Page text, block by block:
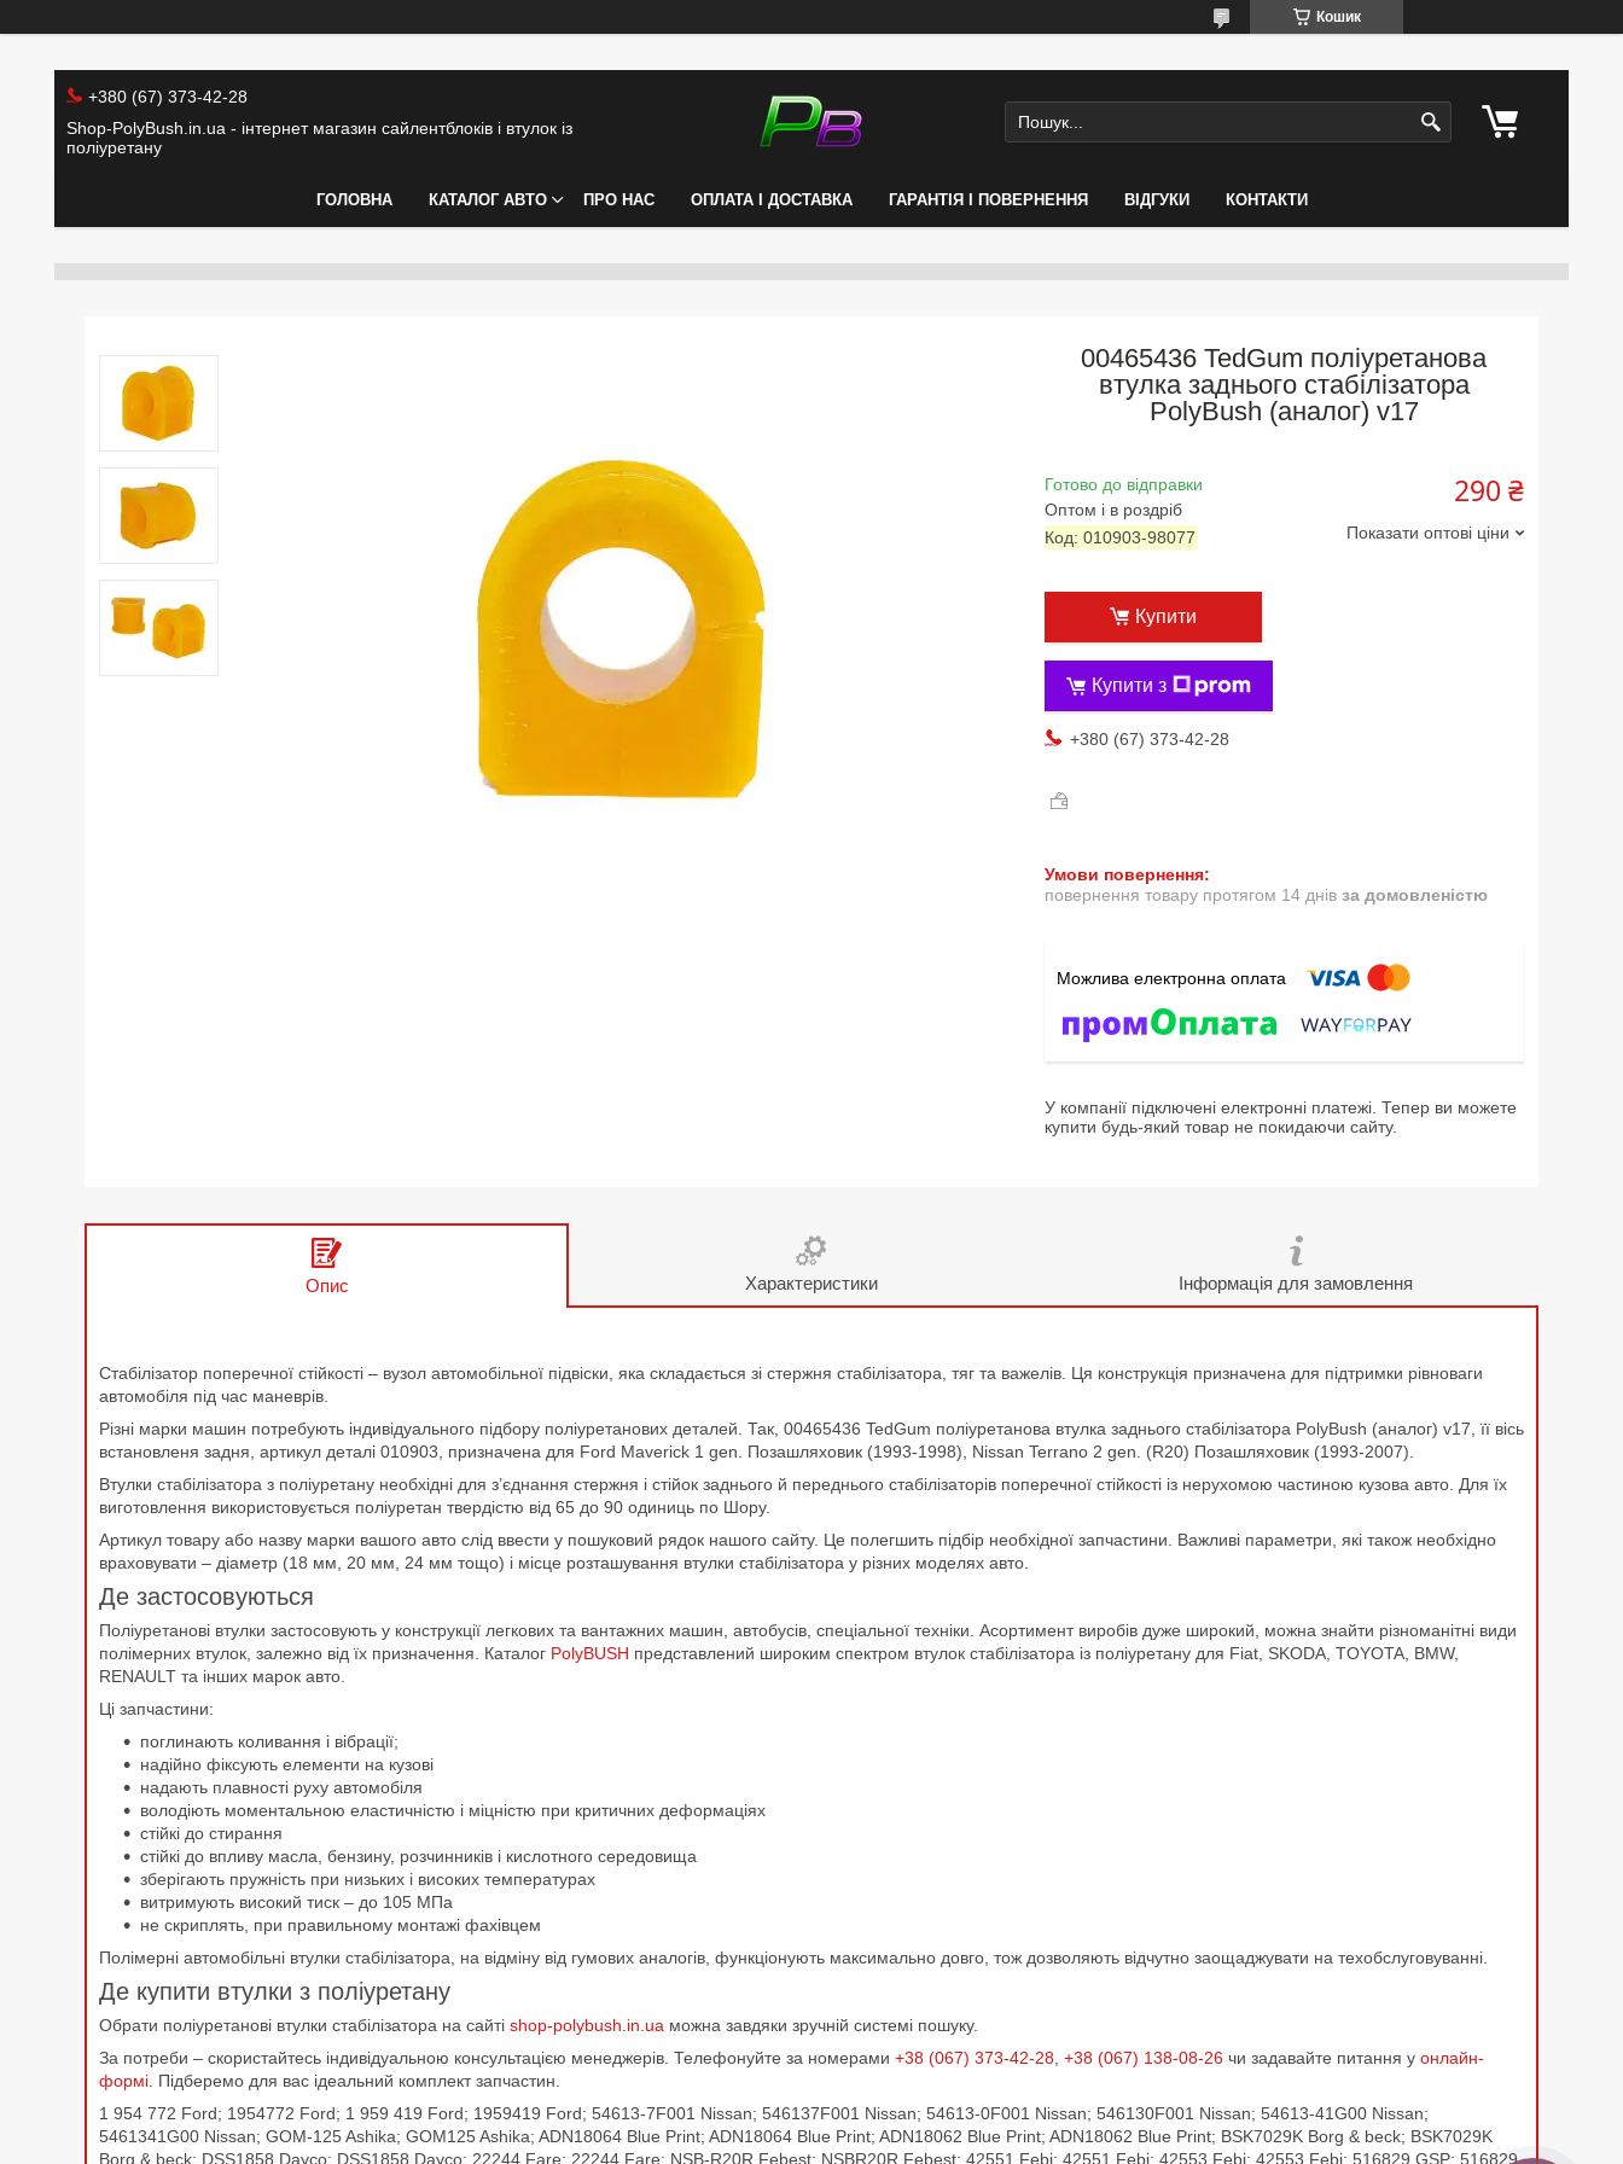
Кошик
+380 (67) 373-42-28
Shop-PolyBush.in.ua - інтернет магазин сайлентблоків і втулок із
поліуретану
ГОЛОВНА КАТАЛОГ АВТО ПРО НАС ОПЛАТА І ДОСТАВКА ГАРАНТІЯ І ПОВЕРНЕННЯ ВІДГУКИ КОНТАКТИ
00465436 TedGum поліуретанова
втулка заднього стабілізатора
PolyBush (аналог) v17
Готово до відправки
Оптом і в роздріб
Код: 010903-98077
290 ₴
Показати оптові ціни
Купити
Купити з
+380 (67) 373-42-28
повернення товару протягом 14 днів за домовленістю
У компанії підключені електронні платежі. Тепер ви можете
купити будь-який товар не покидаючи сайту.
Опис Характеристики Інформація для замовлення
Стабілізатор поперечної стійкості – вузол автомобільної підвіски, яка складається зі стержня стабілізатора, тяг та важелів. Ця конструкція призначена для підтримки рівноваги
автомобіля під час маневрів.
Різні марки машин потребують індивідуального підбору поліуретанових деталей. Так, 00465436 TedGum поліуретанова втулка заднього стабілізатора PolyBush (аналог) v17, її вісь
встановленя задня, артикул деталі 010903, призначена для Ford Maverick 1 gen. Позашляховик (1993-1998), Nissan Terrano 2 gen. (R20) Позашляховик (1993-2007).
Втулки стабілізатора з поліуретану необхідні для з’єднання стержня і стійок заднього й переднього стабілізаторів поперечної стійкості із нерухомою частиною кузова авто. Для їх
виготовлення використовується поліуретан твердістю від 65 до 90 одиниць по Шору.
Артикул товару або назву марки вашого авто слід ввести у пошуковий рядок нашого сайту. Це полегшить підбір необхідної запчастини. Важливі параметри, які також необхідно
враховувати – діаметр (18 мм, 20 мм, 24 мм тощо) і місце розташування втулки стабілізатора у різних моделях авто.
Де застосовуються
Поліуретанові втулки застосовують у конструкції легкових та вантажних машин, автобусів, спеціальної техніки. Асортимент виробів дуже широкий, можна знайти різноманітні види
полімерних втулок, залежно від їх призначення. Каталог PolyBUSH представлений широким спектром втулок стабілізатора із поліуретану для Fiat, SKODA, TOYOTA, BMW,
RENAULT та інших марок авто.
Ці запчастини:
поглинають коливання і вібрації;
надійно фіксують елементи на кузові
надають плавності руху автомобіля
володіють моментальною еластичністю і міцністю при критичних деформаціях
стійкі до стирання
стійкі до впливу масла, бензину, розчинників і кислотного середовища
зберігають пружність при низьких і високих температурах
витримують високий тиск – до 105 МПа
не скриплять, при правильному монтажі фахівцем
Полімерні автомобільні втулки стабілізатора, на відміну від гумових аналогів, функціонують максимально довго, тож дозволяють відчутно заощаджувати на техобслуговуванні.
Де купити втулки з поліуретану
Обрати поліуретанові втулки стабілізатора на сайті shop-polybush.in.ua можна завдяки зручній системі пошуку.
За потреби – скористайтесь індивідуальною консультацією менеджерів. Телефонуйте за номерами +38 (067) 373-42-28, +38 (067) 138-08-26 чи задавайте питання у онлайн-
формі. Підберемо для вас ідеальний комплект запчастин.
1 954 772 Ford; 1954772 Ford; 1 959 419 Ford; 1959419 Ford; 54613-7F001 Nissan; 546137F001 Nissan; 54613-0F001 Nissan; 546130F001 Nissan; 54613-41G00 Nissan;
5461341G00 Nissan; GOM-125 Ashika; GOM125 Ashika; ADN18064 Blue Print; ADN18064 Blue Print; ADN18062 Blue Print; ADN18062 Blue Print; BSK7029K Borg & beck; BSK7029K
Borg & beck; DSS1858 Dayco; DSS1858 Dayco; 22244 Fare; 22244 Fare; NSB-R20R Febest; NSBR20R Febest; 42551 Febi; 42551 Febi; 42553 Febi; 42553 Febi; 516829 GSP; 516829